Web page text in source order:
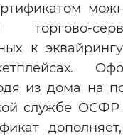
к
из дома на
службе